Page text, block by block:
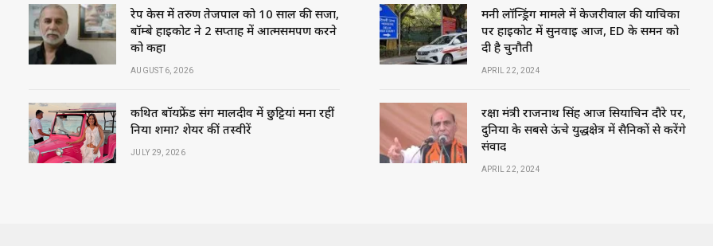
रेप केस में तरुण तेजपाल को 10 साल की सजा,
बॉम्बे हाईकोर्ट ने 2 सप्ताह में आत्मसमर्पण करने
को कहा
AUGUST 6, 2026
कथित बॉयफ्रेंड संग मालदीव में छुट्टियां मना रहीं
निया शर्मा? शेयर कीं तस्वीरें
JULY 29, 2026
मनी लॉन्ड्रिंग मामले में केजरीवाल की याचिका
पर हाईकोर्ट में सुनवाई आज, ED के समन को
दी है चुनौती
APRIL 22, 2024
रक्षा मंत्री राजनाथ सिंह आज सियाचिन दौरे पर,
दुनिया के सबसे ऊंचे युद्धक्षेत्र में सैनिकों से करेंगे
संवाद
APRIL 22, 2024